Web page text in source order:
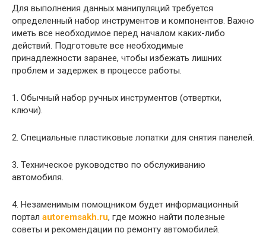
Для выполнения данных манипуляций требуется
определенный набор инструментов и компонентов. Важно
иметь все необходимое перед началом каких-либо
действий. Подготовьте все необходимые
принадлежности заранее, чтобы избежать лишних
проблем и задержек в процессе работы.
1. Обычный набор ручных инструментов (отвертки,
ключи).
2. Специальные пластиковые лопатки для снятия панелей.
3. Техническое руководство по обслуживанию
автомобиля.
4. Незаменимым помощником будет информационный
портал autoremsakh.ru, где можно найти полезные
советы и рекомендации по ремонту автомобилей.